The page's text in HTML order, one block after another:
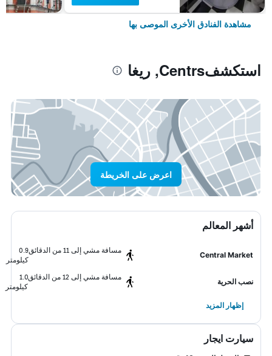
مشاهدة الفنادق الأخرى الموصى بها
استكشفCentrs, ريغا
اعرض على الخريطة
أشهر المعالم
Central Market
مسافة مشي إلى 11 من الدقائق
0.9
كيلومتر
نصب الحرية
مسافة مشي إلى 12 من الدقائق
1.0
كيلومتر
إظهار المزيد
سيارت ايجار